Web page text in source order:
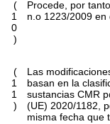
(
1
0
)
Procede, por
n.o 1223/2009 en
(
1
1
)
Las
basan en la
sustancias CMR
(UE) 2020/1182,
misma fecha que